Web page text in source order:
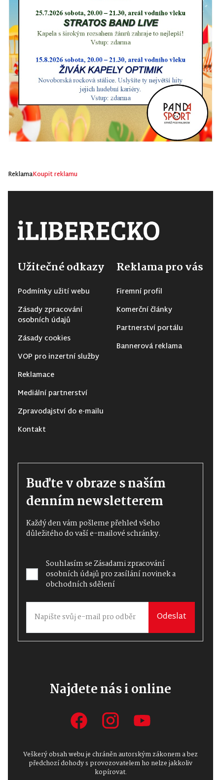
ReklamaKoupit reklamu
Užitečné odkazy
Podmínky užití webu
Zásady zpracování
osobních údajů
Zásady cookies
VOP pro inzertní služby
Reklamace
Mediální partnerství
Zpravodajství do e-mailu
Kontakt
Reklama pro vás
Firemní profil
Komerční články
Partnerství portálu
Bannerová reklama
Buďte v obraze s naším
denním newsletterem
Každý den vám pošleme přehled všeho
důležitého do vaší e-mailové schránky.
Souhlasím seZásadami zpracování
osobních údajůpro zasílání novinek a
obchodních sdělení
Odeslat
Najdete nás i online
Veškerý obsah webu je chráněn autorským zákonem a bez
předchozí dohody s provozovatelem ho nelze jakkoliv
kopírovat.